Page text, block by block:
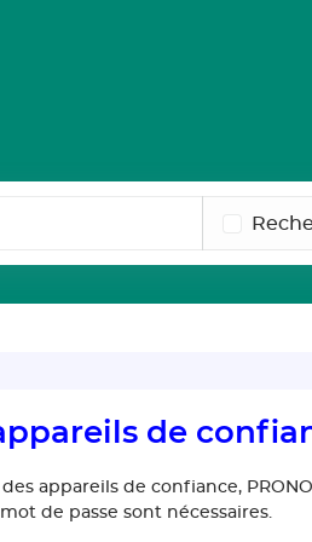
de
appareils de confiance,
de passe sont nécessaires.